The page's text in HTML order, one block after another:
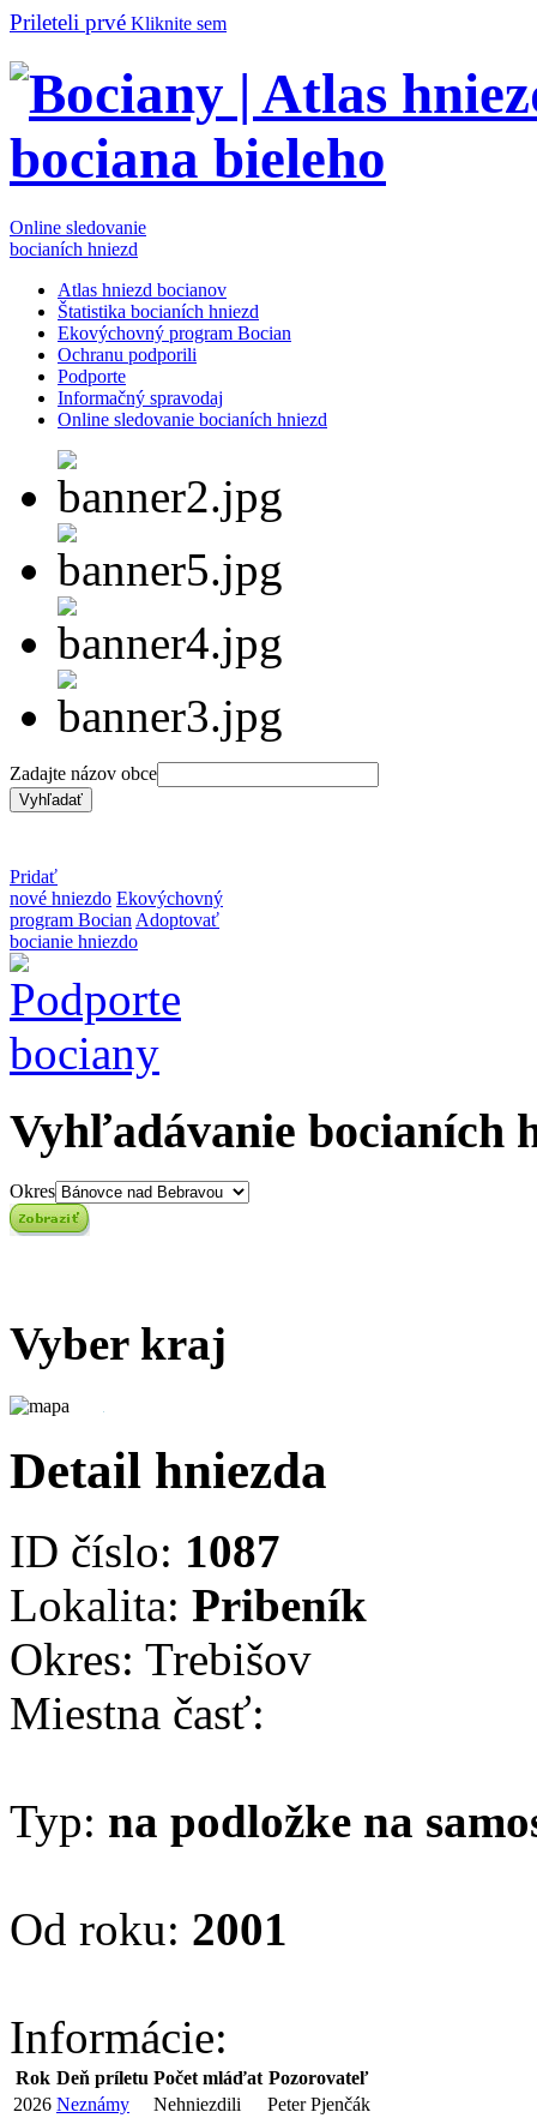
Prileteli prvé Kliknite sem
Online sledovanie
bocianích hniezd
Atlas hniezd bocianov
Štatistika bocianích hniezd
Ekovýchovný program Bocian
Ochranu podporili
Podporte
Informačný spravodaj
Online sledovanie bocianích hniezd
Zadajte názov obce
Pridať
nové hniezdo Ekovýchovný
program Bocian Adoptovať
bocianie hniezdo
Vyhľadávanie bocianích
Okres
Vyber kraj
Detail hniezda
ID číslo: 1087
Lokalita: Pribeník
Okres: Trebišov
Miestna časť:
Typ: na podložke na
Od roku: 2001
Informácie:
Rok Deň príletu Počet mláďat Pozorovateľ
2026 Neznámy Nehniezdili
Peter Pjenčák